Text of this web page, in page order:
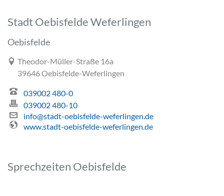
Stadt Oebisfelde Weferlingen
Oebisfelde
Link zur Google-Maps Navigation
Theodor-Müller-Straße 16a
39646 Oebisfelde-Weferlingen
039002 480-0
039002 480-10
info@stadt-oebisfelde-weferlingen.de
www.stadt-oebisfelde-weferlingen.de
Sprechzeiten Oebisfelde